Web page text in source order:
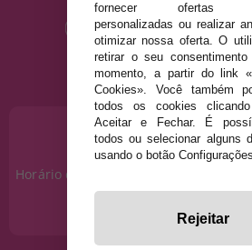
PRECISA DE
915 793 695
Horário de segunda a sexta das 10h
fornecer ofertas
personalizadas ou realizar
otimizar nossa oferta. O
retirar o seu consentimento
momento, a partir do link
Cookies». Você também
todos os cookies
Aceitar e Fechar. É
todos ou selecionar alguns
usando o botão
Rejeitar